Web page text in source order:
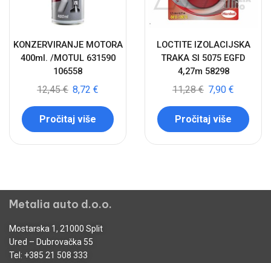
KONZERVIRANJE MOTORA
400ml. /MOTUL 631590
106558
12,45€ 8,72 €
Pročitaj više
LOCTITE IZOLACIJSKA
TRAKA SI 5075 EGFD
4,27m 58298
11,28€ 7,90 €
Pročitaj više
Metalia auto d.o.o.
Mostarska 1, 21000 Split
Ured – Dubrovačka 55
Tel: +385 21 508 333